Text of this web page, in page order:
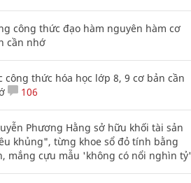
công thức đạo hàm nguyên hàm cơ
cần nhớ
công thức hóa học lớp 8, 9 cơ bản cần
106
Phương Hằng sở hữu khối tài sản
khủng", từng khoe sổ đỏ tính bằng
mắng cựu mẫu 'không có nổi nghìn tỷ'